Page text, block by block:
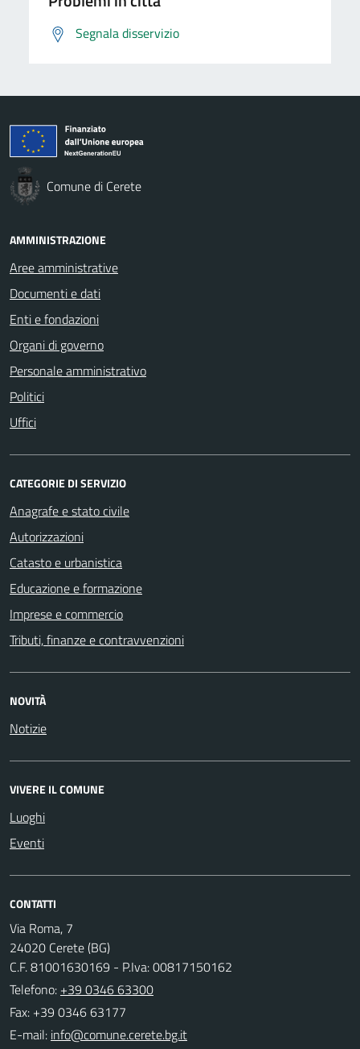
Segnala disservizio
Comune di Cerete
AMMINISTRAZIONE
Aree amministrative
Documenti e dati
Enti e fondazioni
Organi di governo
Personale amministrativo
Politici
Uffici
CATEGORIE DI SERVIZIO
Anagrafe e stato civile
Autorizzazioni
Catasto e urbanistica
Educazione e formazione
Imprese e commercio
Tributi, finanze e contravvenzioni
NOVITÀ
Notizie
VIVERE IL COMUNE
Luoghi
Eventi
CONTATTI
Via Roma, 7
24020 Cerete (BG)
C.F. 81001630169 - P.Iva: 00817150162
Telefono: +39 0346 63300
Fax: +39 0346 63177
E-mail: